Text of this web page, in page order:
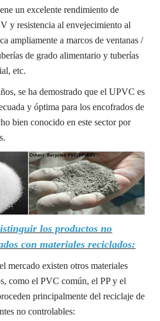
un excelente rendimiento de
y resistencia al envejecimiento al
ampliamente a marcos de ventanas /
de grado alimentario y tuberías
etc.
se ha demostrado que el UPVC es
y óptima para los encofrados de
bien conocido en este sector por
los productos no
con materiales reciclados:
mercado existen otros materiales
como el PVC común, el PP y el
principalmente del reciclaje de
no controlables: